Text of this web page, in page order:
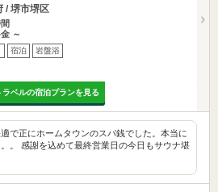
/ 堺市堺区
～
宿泊 岩盤浴
ラベルの宿泊プランを見る
で正にホームタウンのスパ銭でした。本当に
。 感謝を込めて最終営業日の今日もサウナ堪